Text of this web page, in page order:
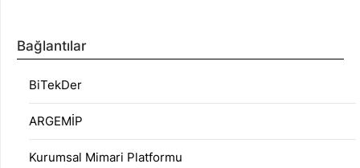
Bağlantılar
BiTekDer
ARGEMİP
Kurumsal Mimari Platformu